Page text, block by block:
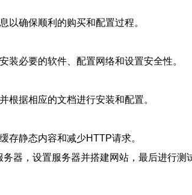
以确保顺利的购买和配置过程。
必要的软件、配置网络和设置安全性。
根据相应的文档进行安装和配置。
存静态内容和减少HTTP请求。
器，设置服务器并搭建网站，最后进行